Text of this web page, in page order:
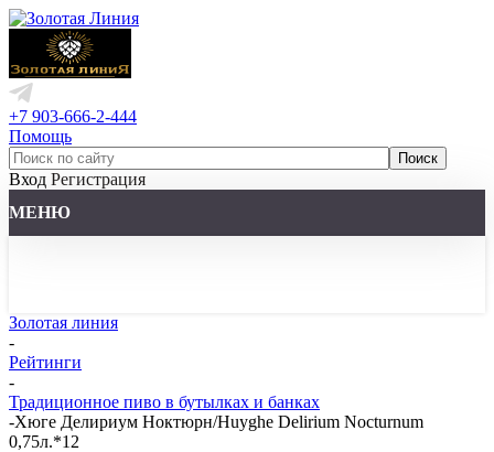
+7 903-666-2-444
Помощь
Вход Регистрация
МЕНЮ
Золотая линия
-
Рейтинги
-
Традиционное пиво в бутылках и банках
-Хюге Делириум Ноктюрн/Huyghe Delirium Nocturnum
0,75л.*12